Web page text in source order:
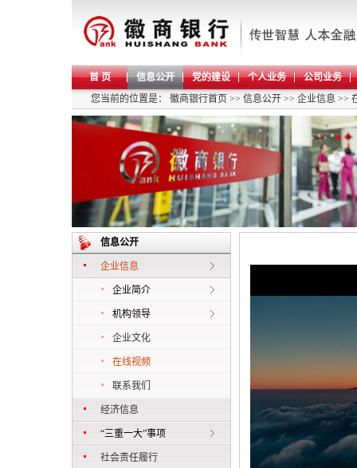
首 页 信息公开 党的建设 个人业务
公司业务
您当前的位置是： 徽商银行首页 >> 信息公开 >> 企业信息 >>
信息公开
企业信息
企业简介
机构领导
企业文化
在线视频
联系我们
经济信息
“三重一大”事项
社会责任履行